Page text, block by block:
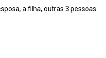
a filha, outras 3 pessoas